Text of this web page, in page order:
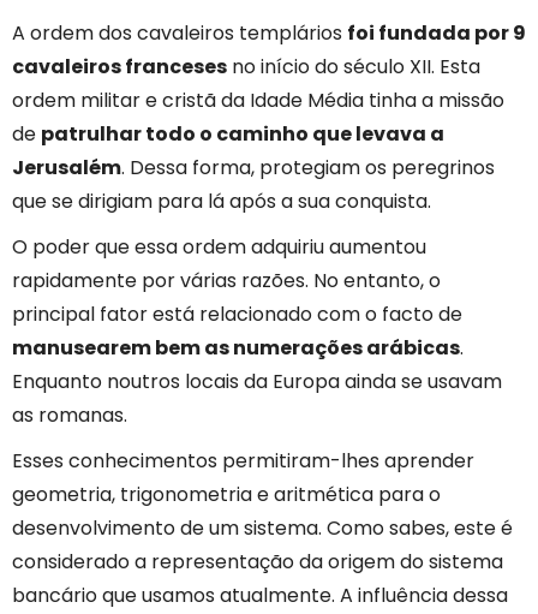
A ordem dos cavaleiros templários foi fundada por 9
cavaleiros franceses no início do século XII. Esta
ordem militar e cristã da Idade Média tinha a missão
de patrulhar todo o caminho que levava a
Jerusalém. Dessa forma, protegiam os peregrinos
que se dirigiam para lá após a sua conquista.
O poder que essa ordem adquiriu aumentou
rapidamente por várias razões. No entanto, o
principal fator está relacionado com o facto de
manusearem bem as numerações arábicas.
Enquanto noutros locais da Europa ainda se usavam
as romanas.
Esses conhecimentos permitiram-lhes aprender
geometria, trigonometria e aritmética para o
desenvolvimento de um sistema. Como sabes, este é
considerado a representação da origem do sistema
bancário que usamos atualmente. A influência dessa